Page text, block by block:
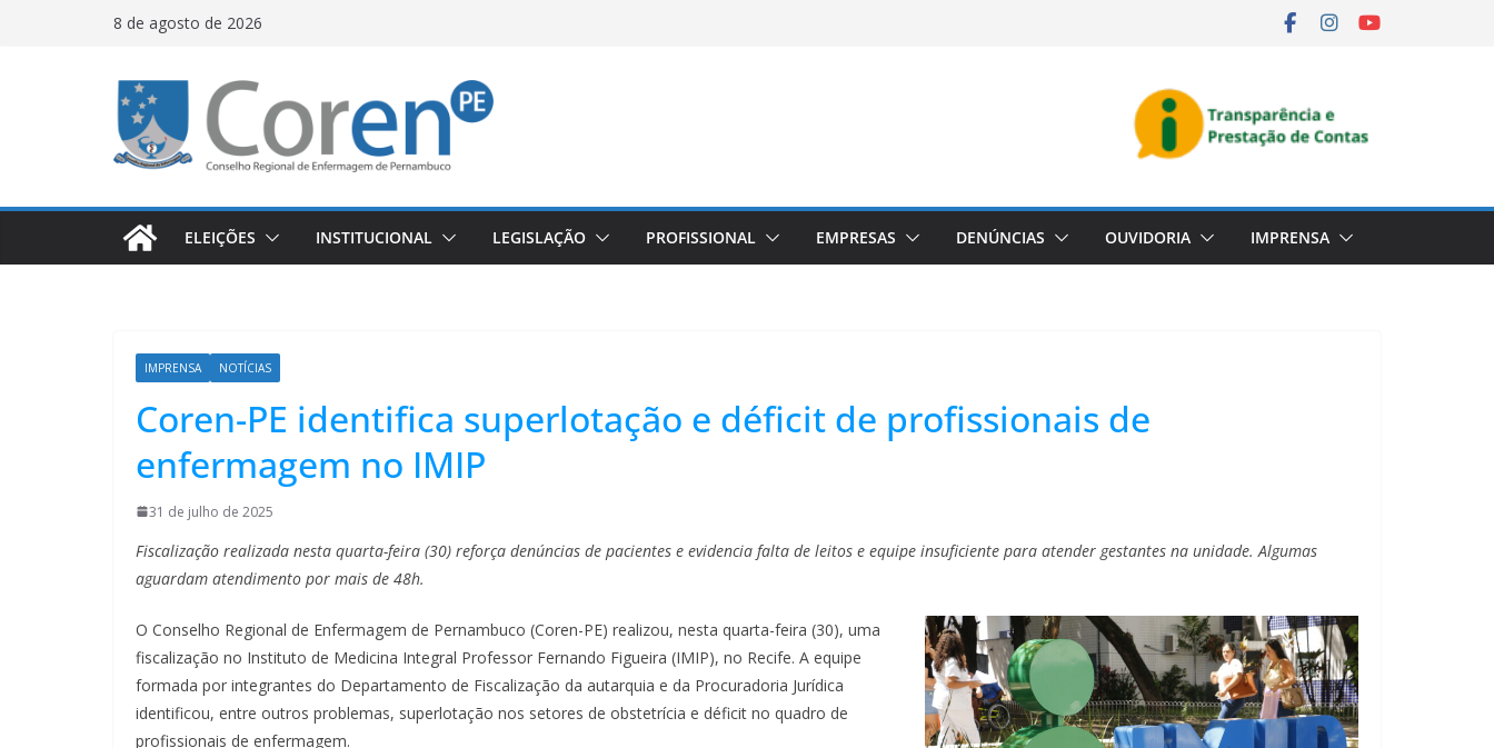
8 de agosto de 2026
ELEIÇÕES INSTITUCIONAL LEGISLAÇÃO PROFISSIONAL EMPRESAS DENÚNCIAS OUVIDORIA IMPRENSA
IMPRENSA NOTÍCIAS
Coren-PE identifica superlotação e déficit de profissionais de
enfermagem no IMIP
31 de julho de 2025
Fiscalização realizada nesta quarta-feira (30) reforça denúncias de pacientes e evidencia falta de leitos e equipe insuficiente para atender gestantes na unidade. Algumas
aguardam atendimento por mais de 48h.
O Conselho Regional de Enfermagem de Pernambuco (Coren-PE) realizou, nesta quarta-feira (30), uma
fiscalização no Instituto de Medicina Integral Professor Fernando Figueira (IMIP), no Recife. A equipe
formada por integrantes do Departamento de Fiscalização da autarquia e da Procuradoria Jurídica
identificou, entre outros problemas, superlotação nos setores de obstetrícia e déficit no quadro de
profissionais de enfermagem.